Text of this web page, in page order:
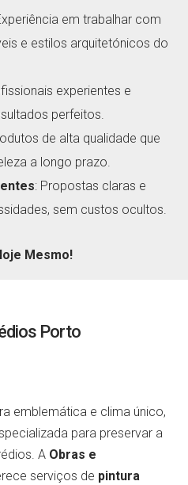
em trabalhar com
e estilos arquitetónicos do
experientes e
perfeitos.
de alta qualidade que
a longo prazo.
: Propostas claras e
sem custos ocultos.
Mesmo!
Porto
emblemática e clima único,
para preservar a
A Obras e
serviços de pintura